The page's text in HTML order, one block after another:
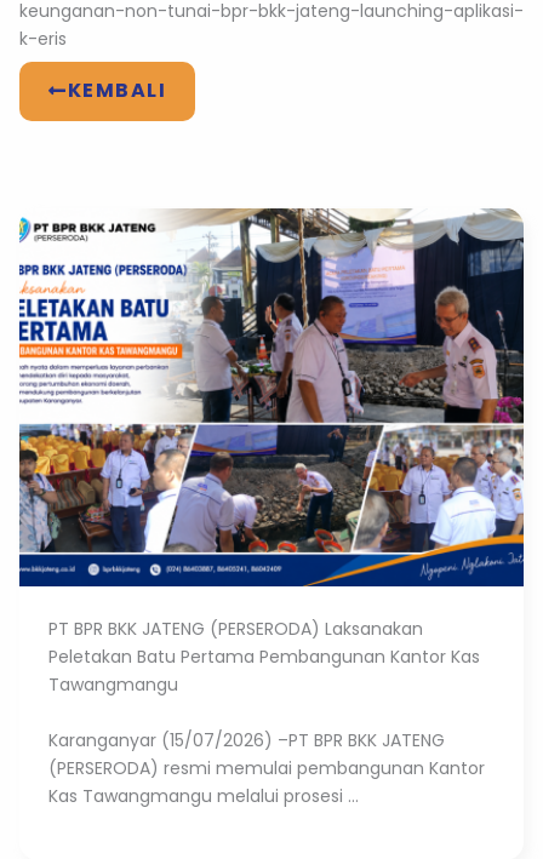
keunganan-non-tunai-bpr-bkk-jateng-launching-aplikasi-
k-eris
KEMBALI
PT BPR BKK JATENG (PERSERODA) Laksanakan
Peletakan Batu Pertama Pembangunan Kantor Kas
Tawangmangu
Karanganyar (15/07/2026) –PT BPR BKK JATENG
(PERSERODA) resmi memulai pembangunan Kantor
Kas Tawangmangu melalui prosesi ...